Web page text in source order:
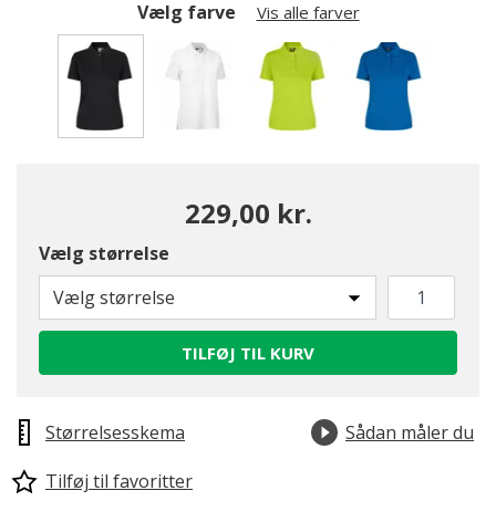
Vælg farve Vis alle farver
229,00 kr.
Vælg størrelse
Vælg størrelse
TILFØJ TIL KURV
Størrelsesskema
Sådan måler du
Tilføj til favoritter